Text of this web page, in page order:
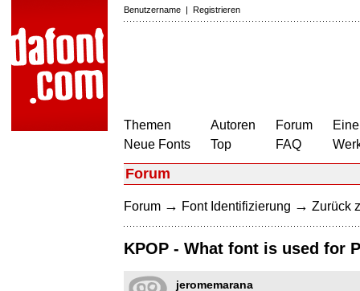
Benutzername | Registrieren
Themen
Neue Fonts
Autoren
Top
Forum
FAQ
Forum
Forum → Font Identifizierung → Zurück
KPOP - What font is used for
jeromemarana